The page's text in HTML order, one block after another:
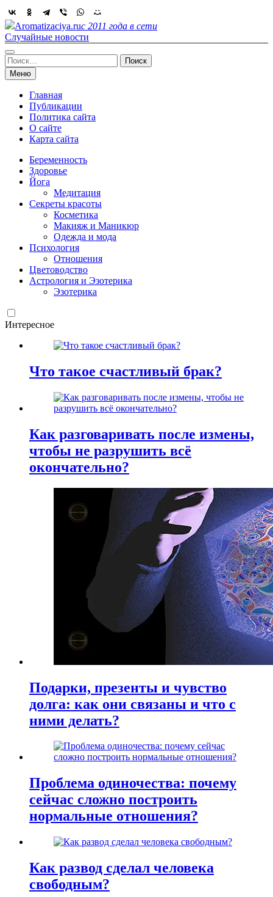
Skip
to
content
Aromatizaciya.ruс 2011 года в сети
Случайные новости
Найти:
Меню
Главная
Публикации
Политика сайта
О сайте
Карта сайта
Беременность
Здоровье
Йога
Медитация
Секреты красоты
Косметика
Макияж и Маникюр
Одежда и мода
Психология
Отношения
Цветоводство
Астрология и Эзотерика
Эзотерика
Интересное
Что такое счастливый брак?
Как разговаривать после измены,
чтобы не разрушить всё
окончательно?
Подарки, презенты и чувство
долга: как они связаны и что с
ними делать?
Проблема одиночества: почему
сейчас сложно построить
нормальные отношения?
Как развод сделал человека
свободным?